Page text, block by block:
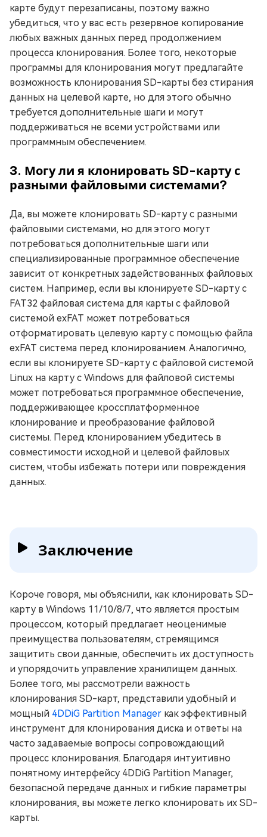
карте будут перезаписаны, поэтому важно
убедиться, что у вас есть резервное копирование
любых важных данных перед продолжением
процесса клонирования. Более того, некоторые
программы для клонирования могут предлагайте
возможность клонирования SD-карты без стирания
данных на целевой карте, но для этого обычно
требуется дополнительные шаги и могут
поддерживаться не всеми устройствами или
программным обеспечением.
3. Могу ли я клонировать SD-карту с
разными файловыми системами?
Да, вы можете клонировать SD-карту с разными
файловыми системами, но для этого могут
потребоваться дополнительные шаги или
специализированные программное обеспечение
зависит от конкретных задействованных файловых
систем. Например, если вы клонируете SD-карту с
FAT32 файловая система для карты с файловой
системой exFAT может потребоваться
отформатировать целевую карту с помощью файла
exFAT система перед клонированием. Аналогично,
если вы клонируете SD-карту с файловой системой
Linux на карту с Windows для файловой системы
может потребоваться программное обеспечение,
поддерживающее кроссплатформенное
клонирование и преобразование файловой
системы. Перед клонированием убедитесь в
совместимости исходной и целевой файловых
систем, чтобы избежать потери или повреждения
данных.
Заключение
Короче говоря, мы объяснили, как клонировать SD-
карту в Windows 11/10/8/7, что является простым
процессом, который предлагает неоценимые
преимущества пользователям, стремящимся
защитить свои данные, обеспечить их доступность
и упорядочить управление хранилищем данных.
Более того, мы рассмотрели важность
клонирования SD-карт, представили удобный и
мощный 4DDiG Partition Manager как эффективный
инструмент для клонирования диска и ответы на
часто задаваемые вопросы сопровождающий
процесс клонирования. Благодаря интуитивно
понятному интерфейсу 4DDiG Partition Manager,
безопасной передаче данных и гибкие параметры
клонирования, вы можете легко клонировать их SD-
карты.